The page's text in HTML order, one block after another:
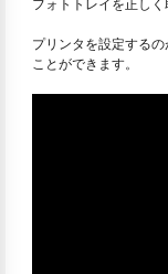
フォトトレイを正し
プリンタを設定する
ことができます。